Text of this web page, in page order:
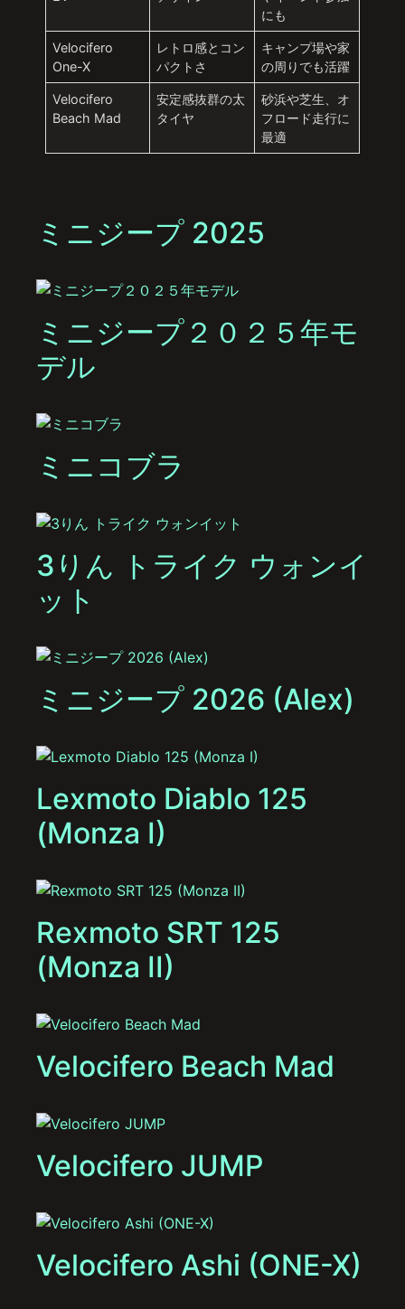
にも
Velocifero
One-X
レトロ感とコン
パクトさ
キャンプ場や家
の周りでも活躍
Velocifero
Beach Mad
安定感抜群の太
タイヤ
砂浜や芝生、オ
フロード走行に
最適
ミニジープ 2025
ミニジープ２０２５年モ
デル
ミニコブラ
3りん トライク ウォンイ
ット
ミニジープ 2026 (Alex)
Lexmoto Diablo 125
(Monza I)
Rexmoto SRT 125
(Monza II)
Velocifero Beach Mad
Velocifero JUMP
Velocifero Ashi (ONE-X)